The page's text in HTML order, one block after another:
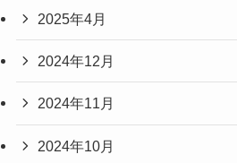
2025年4月
2024年12月
2024年11月
2024年10月